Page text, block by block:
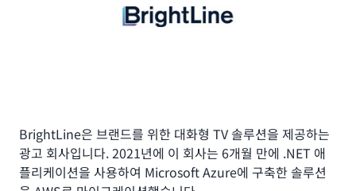
도록 지원하는 선도적인 서비스형 소프트웨어(SaaS) 채용
솔루션을 제공합니다.
“이제 우리 서비스 가용성은 99.98%를 훌쩍 넘
니 확장에 따른 스토리지 사전 프로비저닝을 걱
정할 필요 없이 고객에게 미션 크리티컬 엔터프
사례 보기 »
Macmillan Learning
직원의 연간 목표에 매년 AWS 자격증 1개 취득
을 추가할 만큼 AML 인증의 중요성을 여실히 보
Neon
BrightLine은 브랜드를 위한 대화형 TV 솔루션을 제공하는
광고 회사입니다. 2021년에 이 회사는 6개월 만에 .NET 애
플리케이션을 사용하여 Microsoft Azure에 구축한 솔루션